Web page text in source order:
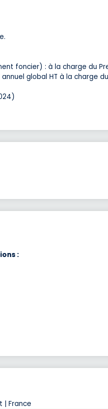
foncier) : à la charge du
global HT à la charge
:
| France